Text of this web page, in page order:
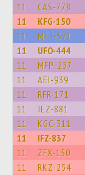
11 CAS-778
11 KFG-150
11 MFT-571
11 UFO-444
11 MFP-257
11 AEI-939
11 RFR-171
11 JEZ-881
11 KGC-311
11 IFZ-837
11 ZFX-150
11 RKZ-254